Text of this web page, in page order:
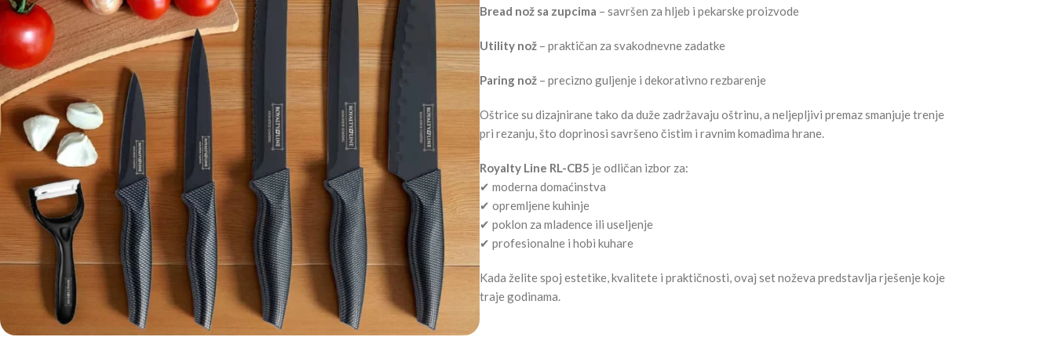
Bread nož sa zupcima – savršen za hljeb i pekarske proizvode
Utility nož – praktičan za svakodnevne zadatke
Paring nož – precizno guljenje i dekorativno rezbarenje
Oštrice su dizajnirane tako da duže zadržavaju oštrinu, a neljepljivi premaz smanjuje trenje
pri rezanju, što doprinosi savršeno čistim i ravnim komadima hrane.
Royalty Line RL-CB5 je odličan izbor za:
✔ moderna domaćinstva
✔ opremljene kuhinje
✔ poklon za mladence ili useljenje
✔ profesionalne i hobi kuhare
Kada želite spoj estetike, kvalitete i praktičnosti, ovaj set noževa predstavlja rješenje koje
traje godinama.